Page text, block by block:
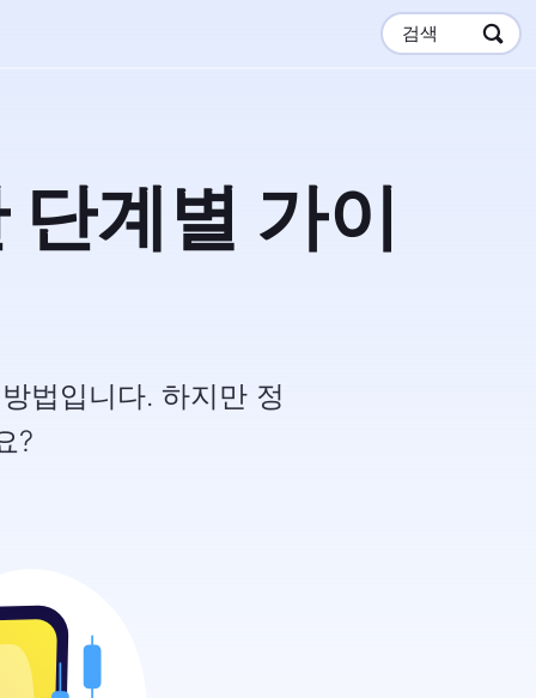
검색
계별 가이
법입니다. 하지만 정
?